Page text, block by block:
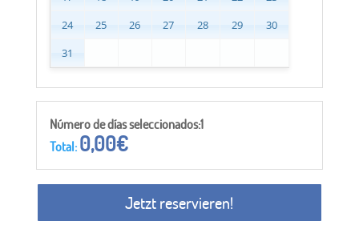
24
25 26 27 28 29
30
31
Número de días seleccionados:1
Total: 0,00€
Jetzt reservieren!